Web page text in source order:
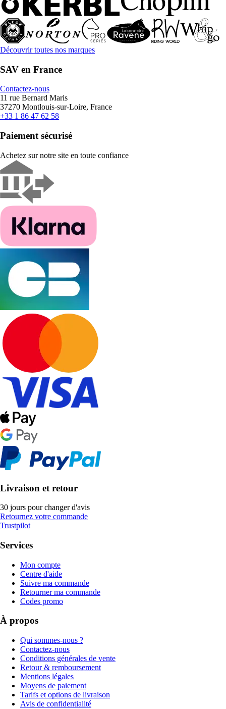
Découvrir toutes nos marques
SAV en France
Contactez-nous
11 rue Bernard Maris
37270 Montlouis-sur-Loire, France
+33 1 86 47 62 58
Paiement sécurisé
Achetez sur notre site en toute confiance
Livraison et retour
30 jours pour changer d'avis
Retournez votre commande
Trustpilot
Services
Mon compte
Centre d'aide
Suivre ma commande
Retourner ma commande
Codes promo
À propos
Qui sommes-nous ?
Contactez-nous
Conditions générales de vente
Retour & remboursement
Mentions légales
Moyens de paiement
Tarifs et options de livraison
Avis de confidentialité